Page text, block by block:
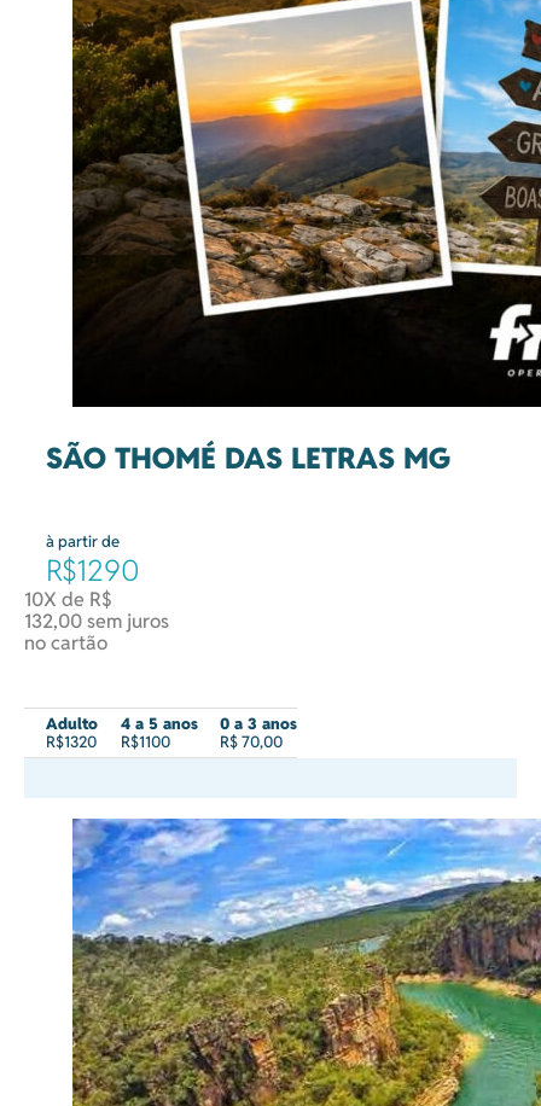
SÃO THOMÉ DAS LETRAS MG
à partir de
R$1290
10X de R$
132,00 sem juros
no cartão
Adulto
R$1320
4 a 5 anos
R$1100
0 a 3 anos
R$ 70,00